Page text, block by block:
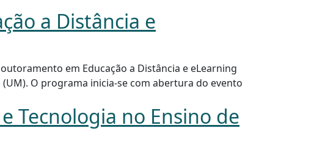
a Distância e
em Educação a Distância e eLearning
O programa inicia-se com abertura do evento
Tecnologia no Ensino de